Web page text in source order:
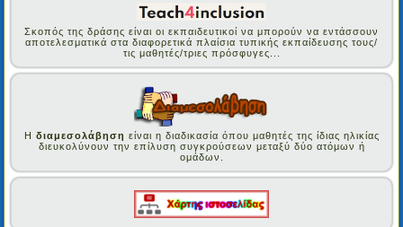
Σκοπός της δράσης είναι οι εκπαιδευτικοί να μπορούν να εντάσσουν
αποτελεσματικά στα διαφορετικά πλαίσια τυπικής εκπαίδευσης τους/
τις μαθητές/τριες πρόσφυγες...
Η διαμεσολάβηση είναι η διαδικασία όπου μαθητές της ίδιας ηλικίας
διευκολύνουν την επίλυση συγκρούσεων μεταξύ δύο ατόμων ή
ομάδων.